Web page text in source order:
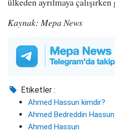
Kaynak: Mepa News
Etiketler :
Ahmed Hassun kimdir?
Ahmed Bedreddin Hassun
Ahmed Hassun